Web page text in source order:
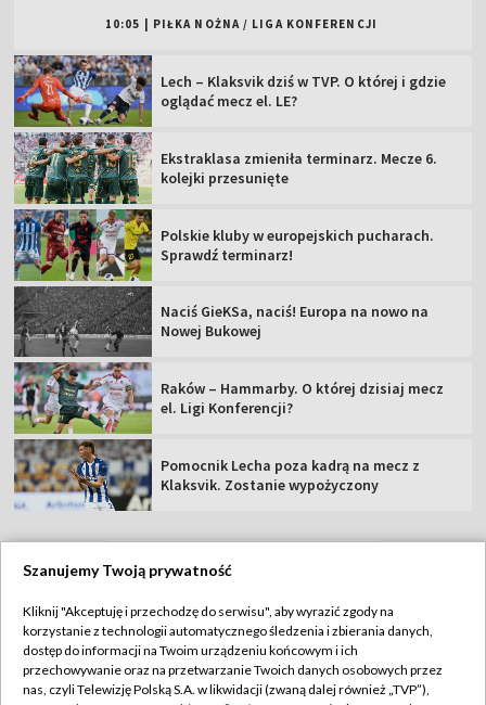
10:05 PIŁKA NOŻNA / LIGA KONFERENCJI
Lech – Klaksvik dziś w TVP. O której i gdzie
oglądać mecz el. LE?
Ekstraklasa zmieniła terminarz. Mecze 6.
kolejki przesunięte
Polskie kluby w europejskich pucharach.
Sprawdź terminarz!
Naciś GieKSa, naciś! Europa na nowo na
Nowej Bukowej
Raków – Hammarby. O której dzisiaj mecz
el. Ligi Konferencji?
Pomocnik Lecha poza kadrą na mecz z
Klaksvik. Zostanie wypożyczony
Abonament TVP
Sklep TVP
Regulamin TVP
Polityka prywatności
Szanujemy Twoją prywatność
Kliknij "Akceptuję i przechodzę do serwisu", aby wyrazić zgody na
korzystanie z technologii automatycznego śledzenia i zbierania danych,
dostęp do informacji na Twoim urządzeniu końcowym i ich
przechowywanie oraz na przetwarzanie Twoich danych osobowych przez
nas, czyli Telewizję Polską S.A. w likwidacji (zwaną dalej również „TVP”),